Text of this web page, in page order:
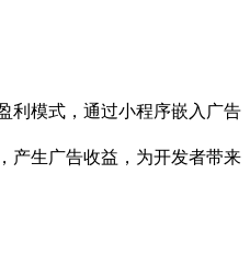
利模式，通过小程序嵌入广告
产生广告收益，为开发者带来